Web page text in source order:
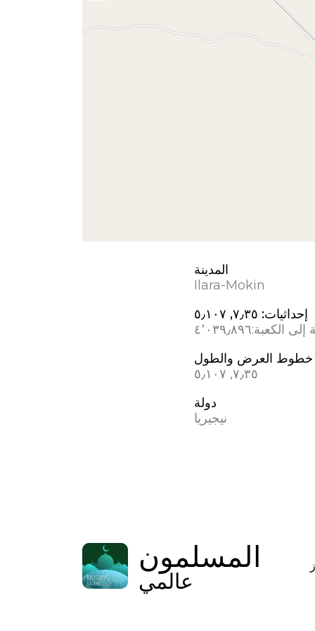
المدينة
Ilara-Mokin
إحداثيات: ٧٫٣٥, ٥٫١٠٧
إلى الكعبة:٤٬٠٣٩٫٨٩٦
خطوط العرض والطول
٧٫٣٥, ٥٫١٠٧
دولة
نيجيريا
المسلمون
عالمي